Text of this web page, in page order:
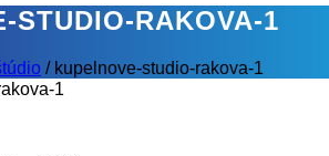
STUDIO-RAKOVA-1
/ kupelnove-studio-rakova-1